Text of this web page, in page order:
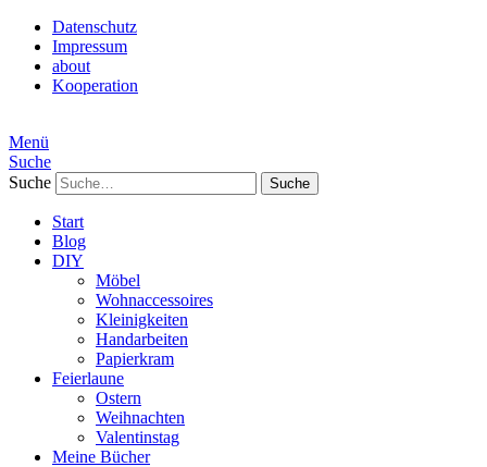
Datenschutz
Impressum
about
Kooperation
Menü
Suche
Suche
Start
Blog
DIY
Möbel
Wohnaccessoires
Kleinigkeiten
Handarbeiten
Papierkram
Feierlaune
Ostern
Weihnachten
Valentinstag
Meine Bücher